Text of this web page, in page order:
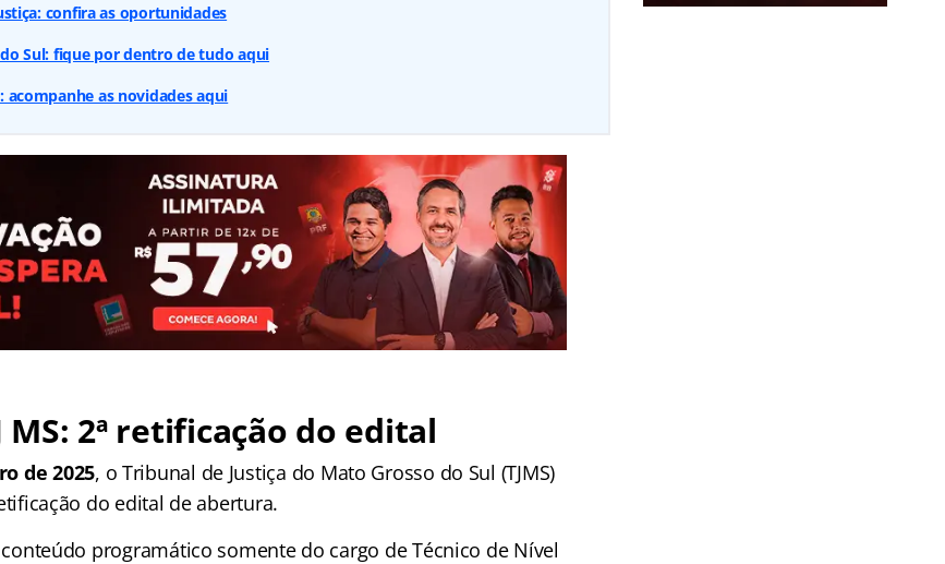
confira as oportunidades
Sul: fique por dentro de tudo aqui
acompanhe as novidades aqui
MS: 2ª retificação do edital
de 2025, o Tribunal de Justiça do Mato Grosso do Sul (TJMS)
do edital de abertura.
programático somente do cargo de Técnico de Nível